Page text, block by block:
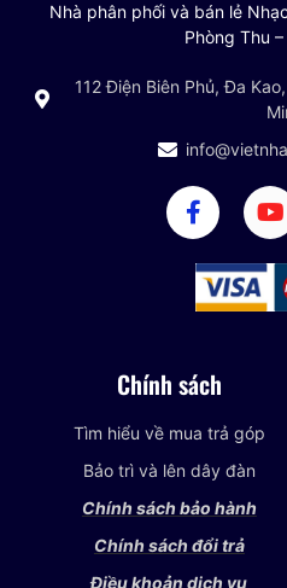
Nhà phân phối và bán lẻ
Phòng Thu
112 Điện Biên Phủ, Đa
Chính sách
Tìm hiểu về mua trả góp
Bảo trì và lên dây đàn
Chính sách bảo hành
Chính sách đổi trả
Điều khoản dịch vụ